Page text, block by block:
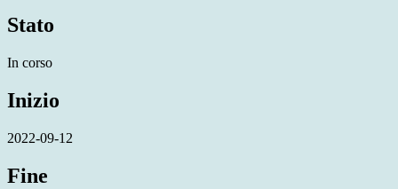
Stato
In corso
Inizio
2022-09-12
Fine